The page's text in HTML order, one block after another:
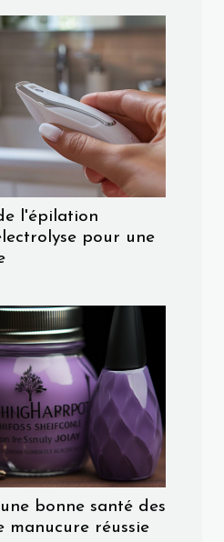
l'épilation
pour une
bonne santé des
manucure réussie